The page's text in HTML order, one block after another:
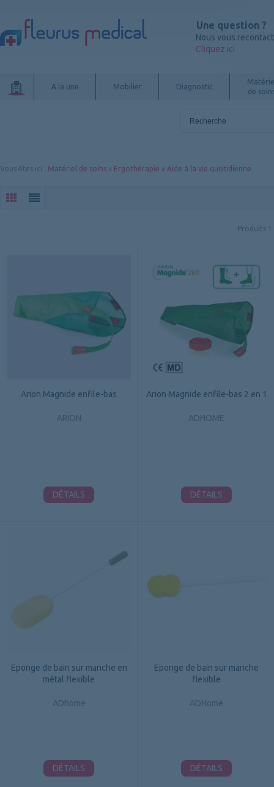
Une question ?
Nous vous
Cliquez ici
A la une Mobilier Diagnostic
de
Vous êtes ici Matériel de soins » Ergothérapie » Aide à la vie quotidienne
Produits 1
Arion Magnide enfile-bas
ARION
DÉTAILS
Arion Magnide enfile-bas 2 en 1
ADHOME
DÉTAILS
Eponge de bain sur manche en
métal flexible
ADhome
DÉTAILS
Eponge de bain sur manche
flexible
ADHome
DÉTAILS